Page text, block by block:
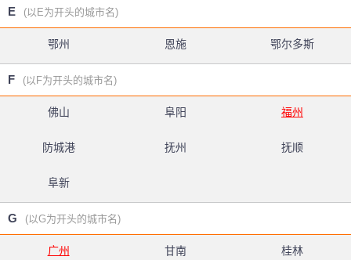
E (以E为开头的城市名)
鄂州 恩施 鄂尔多斯
F (以F为开头的城市名)
佛山 阜阳 福州
防城港 抚州 抚顺
阜新
G (以G为开头的城市名)
广州 甘南 桂林